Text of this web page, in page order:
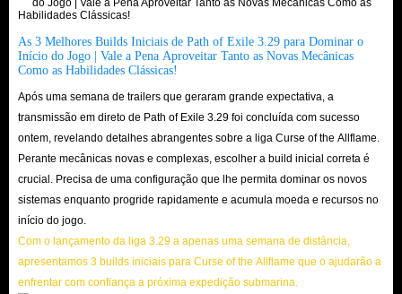
Informações de Entrega
Para utilizadores de PC: Nome da Personagem
Como encontrar o nome da minha personagem?
Encontre o nome da sua personagem no ecrã principal de seleção de
personagens.
Em alternativa, pode clicar no ícone Menu no canto superior esquerdo
e, em seguida, selecionar o ícone de engrenagem Definições no canto
Para utilizadores de PS: Nome da Personagem + Nome da PSN
Como encontrar o meu nome PSN?
Aceda ao menu Configurações.
As 3 Melhores Builds Iniciais de Path of Exile 3.29 para Dominar o
Início do Jogo | Vale a Pena Aproveitar Tanto as Novas Mecânicas
Como as Habilidades Clássicas!
Após uma semana de trailers que geraram grande expectativa, a
transmissão em direto de Path of Exile 3.29 foi concluída com sucesso
ontem, revelando detalhes abrangentes sobre a liga Curse of the Allflame.
Perante mecânicas novas e complexas, escolher a build inicial correta é
crucial. Precisa de uma configuração que lhe permita dominar os novos
sistemas enquanto progride rapidamente e acumula moeda e recursos no
início do jogo.
Com o lançamento da liga 3.29 a apenas uma semana de distância,
apresentamos 3 builds iniciais para Curse of the Allflame que o ajudarão a
enfrentar com confiança a próxima expedição submarina.